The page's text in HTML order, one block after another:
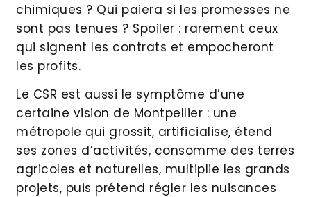
chimiques ? Qui paiera si les promesses ne
sont pas tenues ? Spoiler : rarement ceux
qui signent les contrats et empocheront
les profits.
Le CSR est aussi le symptôme d’une
certaine vision de Montpellier : une
métropole qui grossit, artificialise, étend
ses zones d’activités, consomme des terres
agricoles et naturelles, multiplie les grands
projets, puis prétend régler les nuisances